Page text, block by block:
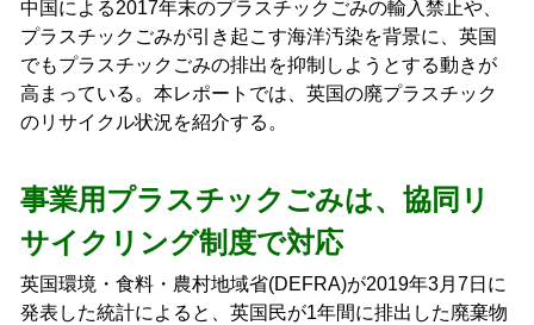
中国による2017年末のプラスチックごみの輸入禁止や、
プラスチックごみが引き起こす海洋汚染を背景に、英国
でもプラスチックごみの排出を抑制しようとする動きが
高まっている。本レポートでは、英国の廃プラスチック
のリサイクル状況を紹介する。
事業用プラスチックごみは、協同リ
サイクリング制度で対応
英国環境・食料・農村地域省(DEFRA)が2019年3月7日に
発表した統計によると、英国民が1年間に排出した廃棄物